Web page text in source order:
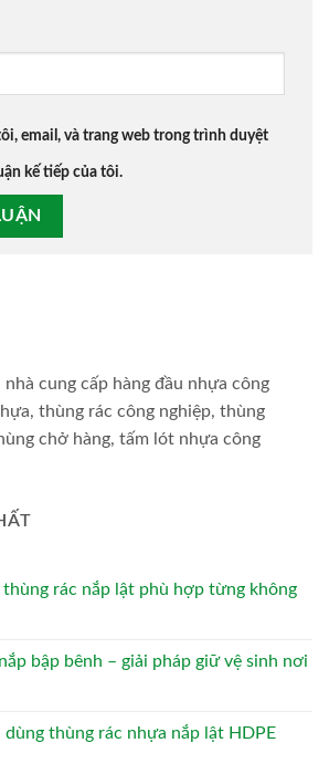
email, và trang web trong trình duyệt
kế tiếp của tôi.
cung cấp hàng đầu nhựa công
thùng rác công nghiệp, thùng
chở hàng, tấm lót nhựa công
thùng rác nắp lật phù hợp từng không
bập bênh – giải pháp giữ vệ sinh nơi
dùng thùng rác nhựa nắp lật HDPE